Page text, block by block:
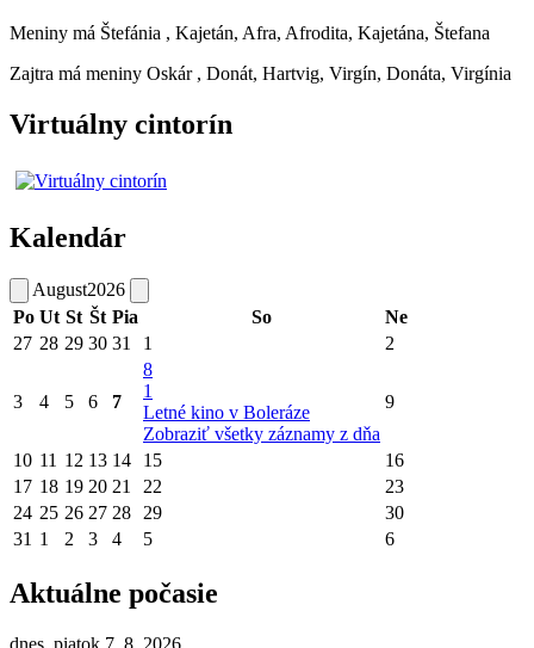
Meniny má Štefánia , Kajetán, Afra, Afrodita, Kajetána, Štefana
Zajtra má meniny Oskár , Donát, Hartvig, Virgín, Donáta, Virgínia
Virtuálny cintorín
Kalendár
August2026
Po Ut St Št Pia So
Ne
27 28 29 30 31 1 2
3 4 5 6 7
8
1
Letné kino v Boleráze
Zobraziť všetky záznamy z dňa
9
10 11 12 13 14 15
16
17 18 19 20 21 22
23
24 25 26 27 28 29
30
31 1 2 3 4 5 6
Aktuálne počasie
dnes, piatok 7. 8. 2026